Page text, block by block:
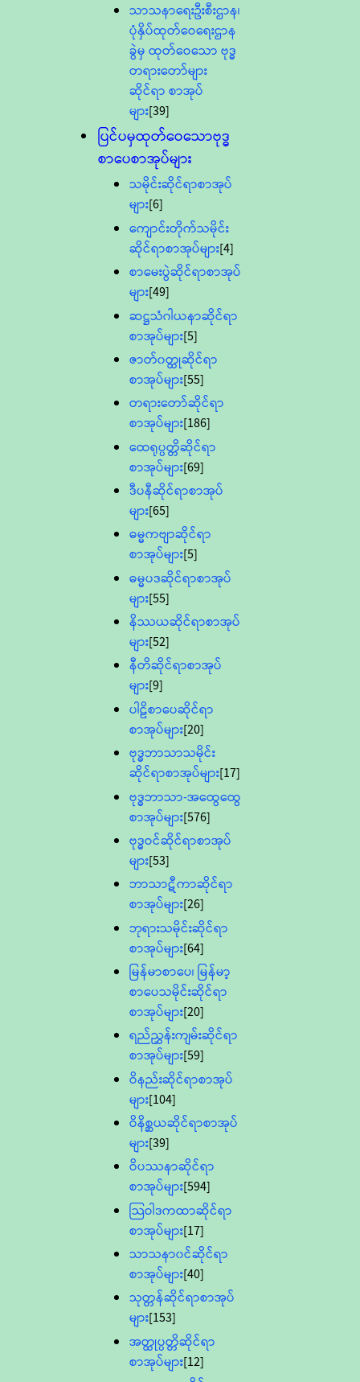
သာသနာရေးဦးစီးဌာန၊
ပုံနှိပ်ထုတ်ဝေရေးဌာန
ခွဲမှ ထုတ်ဝေသော ဗုဒ္ဓ
တရားတော်များ
ဆိုင်ရာ စာအုပ်
များ[39]
ပြင်ပမှထုတ်ဝေသောဗုဒ္ဓ
စာပေစာအုပ်များ
သမိုင်းဆိုင်ရာစာအုပ်
များ[6]
ကျောင်းတိုက်သမိုင်း
ဆိုင်ရာစာအုပ်များ[4]
စာမေးပွဲဆိုင်ရာစာအုပ်
များ[49]
ဆဋ္ဌသံဂါယနာဆိုင်ရာ
စာအုပ်များ[5]
ဇာတ်၀တ္ထုဆိုင်ရာ
စာအုပ်များ[55]
တရားတော်ဆိုင်ရာ
စာအုပ်များ[186]
ထေရုပ္ပတ္တိဆိုင်ရာ
စာအုပ်များ[69]
ဒီပနီဆိုင်ရာစာအုပ်
များ[65]
ဓမ္မကဗျာဆိုင်ရာ
စာအုပ်များ[5]
ဓမ္မပဒဆိုင်ရာစာအုပ်
များ[55]
နိဿယဆိုင်ရာစာအုပ်
များ[52]
နီတိဆိုင်ရာစာအုပ်
များ[9]
ပါဠိစာပေဆိုင်ရာ
စာအုပ်များ[20]
ဗုဒ္ဓဘာသာသမိုင်း
ဆိုင်ရာစာအုပ်များ[17]
ဗုဒ္ဓဘာသာ-အထွေထွေ
စာအုပ်များ[576]
ဗုဒ္ဓဝင်ဆိုင်ရာစာအုပ်
များ[53]
ဘာသာဋီကာဆိုင်ရာ
စာအုပ်များ[26]
ဘုရားသမိုင်းဆိုင်ရာ
စာအုပ်များ[64]
မြန်မာစာပေ၊ မြန်မာ့
စာပေသမိုင်းဆိုင်ရာ
စာအုပ်များ[20]
ရည်ညွှန်းကျမ်းဆိုင်ရာ
စာအုပ်များ[59]
ဝိနည်းဆိုင်ရာစာအုပ်
များ[104]
ဝိနိစ္ဆယဆိုင်ရာစာအုပ်
များ[39]
ဝိပဿနာဆိုင်ရာ
စာအုပ်များ[594]
သြဝါဒကထာဆိုင်ရာ
စာအုပ်များ[17]
သာသနာ၀င်ဆိုင်ရာ
စာအုပ်များ[40]
သုတ္တန်ဆိုင်ရာစာအုပ်
များ[153]
အတ္ထုပ္ပတ္တိဆိုင်ရာ
စာအုပ်များ[12]